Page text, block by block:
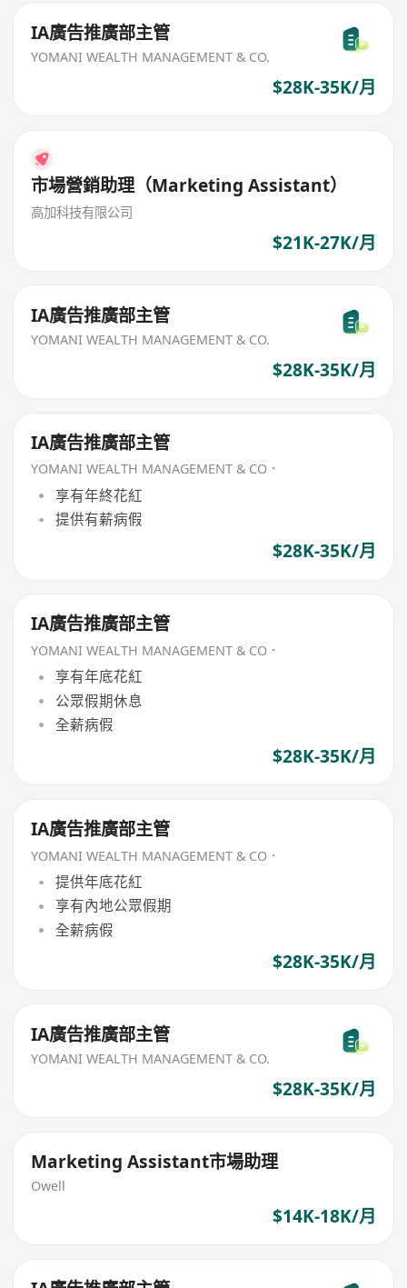
IA廣告推廣部主管
YOMANI WEALTH MANAGEMENT & CO.
$28K-35K/月
市場營銷助理（Marketing Assistant）
高加科技有限公司
$21K-27K/月
IA廣告推廣部主管
YOMANI WEALTH MANAGEMENT & CO.
$28K-35K/月
IA廣告推廣部主管
YOMANI WEALTH MANAGEMENT & CO．
享有年終花紅
提供有薪病假
$28K-35K/月
IA廣告推廣部主管
YOMANI WEALTH MANAGEMENT & CO．
享有年底花紅
公眾假期休息
全薪病假
$28K-35K/月
IA廣告推廣部主管
YOMANI WEALTH MANAGEMENT & CO．
提供年底花紅
享有內地公眾假期
全薪病假
$28K-35K/月
IA廣告推廣部主管
YOMANI WEALTH MANAGEMENT & CO.
$28K-35K/月
Marketing Assistant市場助理
Owell
$14K-18K/月